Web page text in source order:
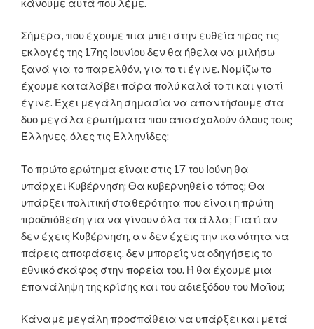
κάνουμε αυτά που λέμε.
Σήμερα, που έχουμε πια μπει στην ευθεία προς τις
εκλογές της 17ης Ιουνίου δεν θα ήθελα να μιλήσω
ξανά για το παρελθόν, για το τι έγινε. Νομίζω το
έχουμε καταλάβει πάρα πολύ καλά το τι και γιατί
έγινε. Έχει μεγάλη σημασία να απαντήσουμε στα
δυο μεγάλα ερωτήματα που απασχολούν όλους τους
Έλληνες, όλες τις Ελληνίδες:
Το πρώτο ερώτημα είναι: στις 17 του Ιούνη θα
υπάρχει Κυβέρνηση; Θα κυβερνηθεί ο τόπος; Θα
υπάρξει πολιτική σταθερότητα που είναι η πρώτη
προϋπόθεση για να γίνουν όλα τα άλλα; Γιατί αν
δεν έχεις Κυβέρνηση, αν δεν έχεις την ικανότητα να
πάρεις αποφάσεις, δεν μπορείς να οδηγήσεις το
εθνικό σκάφος στην πορεία του. Ή θα έχουμε μια
επανάληψη της κρίσης και του αδιεξόδου του Μαΐου;
Κάναμε μεγάλη προσπάθεια να υπάρξει και μετά